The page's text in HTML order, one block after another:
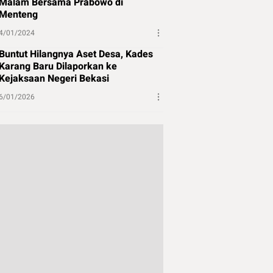
01/2024
Hilangnya Aset Desa, Kades
Baru Dilaporkan ke
Negeri Bekasi
01/2026